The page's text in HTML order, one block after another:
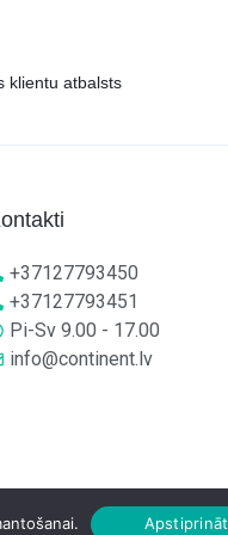
klientu atbalsts
+37127793450
+37127793451
Pi-Sv 9.00 - 17.00
info@continent.lv
Apstiprināt